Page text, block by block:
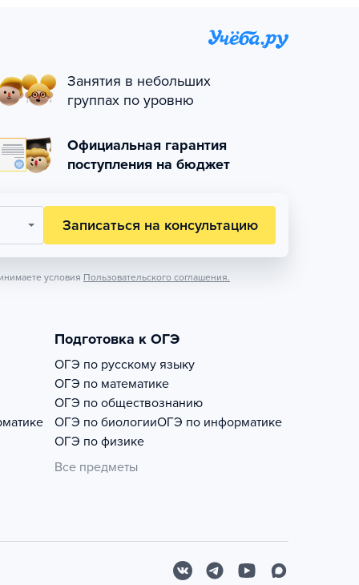
Занятия в небольших
группах по уровню
Официальная гарантия
поступления на бюджет
Записаться на консультацию
условия Пользовательского соглашения.
Подготовка к ОГЭ
ОГЭ по русскому языку
ОГЭ по математике
ОГЭ по обществознанию
ОГЭ по биологииОГЭ по информатике
ОГЭ по физике
Все предметы